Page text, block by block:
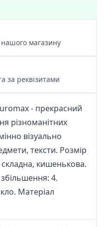
магазину
за реквізитами
- прекрасний
різноманітних
візуально
тексти. Розмір
кишенькова.
4.
Матеріал